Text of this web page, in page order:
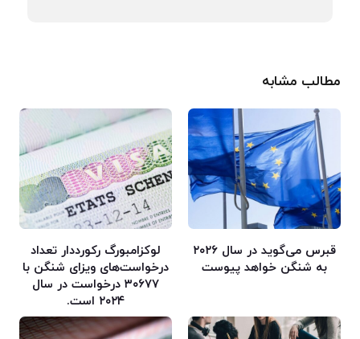
مطالب مشابه
قبرس می‌گوید در سال ۲۰۲۶
به شنگن خواهد پیوست
لوکزامبورگ رکورددار تعداد
درخواست‌های ویزای شنگن با
۳۰۶۷۷ درخواست در سال
۲۰۲۴ است.